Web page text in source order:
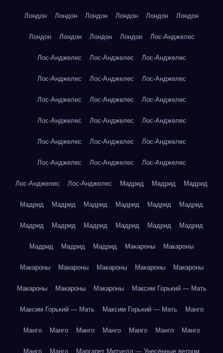
Лондон Лондон Лондон Лондон Лондон Лондон
Лондон Лондон Лондон Лондон Лос-Анджелес
Лос-Анджелес Лос-Анджелес Лос-Анджелес
Лос-Анджелес Лос-Анджелес Лос-Анджелес
Лос-Анджелес Лос-Анджелес Лос-Анджелес
Лос-Анджелес Лос-Анджелес Лос-Анджелес
Лос-Анджелес Лос-Анджелес Лос-Анджелес
Лос-Анджелес Лос-Анджелес Лос-Анджелес
Лос-Анджелес Лос-Анджелес Мадрид Мадрид Мадрид
Мадрид Мадрид Мадрид Мадрид Мадрид Мадрид
Мадрид Мадрид Мадрид Мадрид Мадрид Мадрид
Мадрид Мадрид Мадрид Макароны Макароны
Макароны Макароны Макароны Макароны Макароны
Макароны Макароны Макароны Максим Горький — Мать
Максим Горький — Мать Максим Горький — Мать Манго
Манго Манго Манго Манго Манго Манго Манго
Манго Манго Маргарет Митчелл — Унесённые ветром